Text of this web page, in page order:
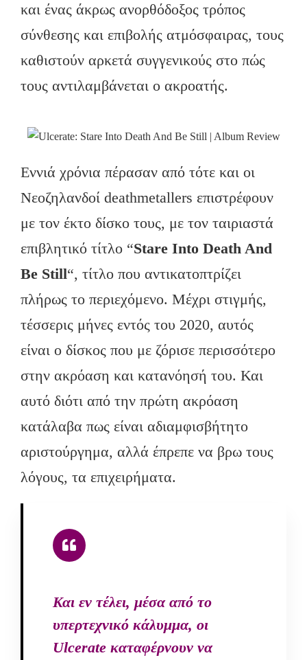
και ένας άκρως ανορθόδοξος τρόπος
σύνθεσης και επιβολής ατμόσφαιρας, τους
καθιστούν αρκετά συγγενικούς στο πώς
τους αντιλαμβάνεται ο ακροατής.
Εννιά χρόνια πέρασαν από τότε και οι
Νεοζηλανδοί deathmetallers επιστρέφουν
με τον έκτο δίσκο τους, με τον ταιριαστά
επιβλητικό τίτλο “Stare Into Death And
Be Still“, τίτλο που αντικατοπτρίζει
πλήρως το περιεχόμενο. Μέχρι στιγμής,
τέσσερις μήνες εντός του 2020, αυτός
είναι ο δίσκος που με ζόρισε περισσότερο
στην ακρόαση και κατανόησή του. Και
αυτό διότι από την πρώτη ακρόαση
κατάλαβα πως είναι αδιαμφισβήτητο
αριστούργημα, αλλά έπρεπε να βρω τους
λόγους, τα επιχειρήματα.
Και εν τέλει, μέσα από το
υπερτεχνικό κάλυμμα, οι
Ulcerate καταφέρνουν να